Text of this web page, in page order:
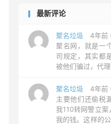
最新评论
聚名垃圾
4年前
聚名网，就是一
司规定，其实都
被他们骗过，代理
聚名垃圾
4年前
主要他们还偷税
我110转网警立
我的钱。这样的